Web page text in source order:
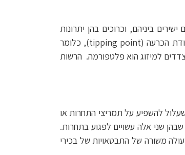
ביניהם, וכרוכים בהן יתרונות
לרשת (היינו, ערכה של הפלטפורמה עבור משתתפים בצד אחד תלוי במספר המשתתפים בצד אחר). יתרונות רשת עשויים להוביל לנקודת הכרעה (tipping point), כלומר
למיזוג הוא פלטפורמה. הרשות
להשפיע על תמריצי התחרות או
שני אלה עשויים לפגוע בתחרות.
משורה של התבטאויות של בכירי